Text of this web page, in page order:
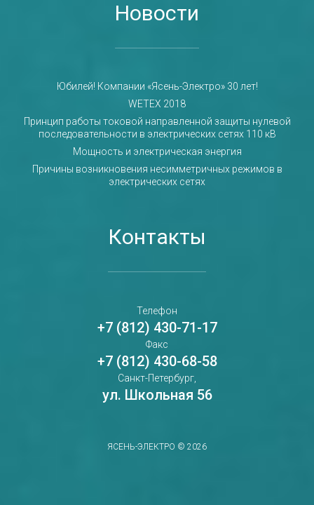
Новости
Юбилей! Компании «Ясень-Электро» 30 лет!
WETEX 2018
Принцип работы токовой направленной защиты нулевой
последовательности в электрических сетях 110 кВ
Мощность и электрическая энергия
Причины возникновения несимметричных режимов в
электрических сетях
Контакты
Телефон
+7 (812) 430-71-17
Факс
+7 (812) 430-68-58
Санкт-Петербург,
ул. Школьная 56
ЯСЕНЬ-ЭЛЕКТРО © 2026